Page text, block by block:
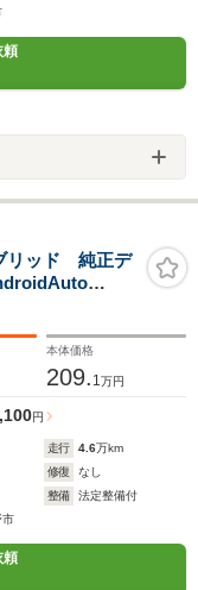
頼
リッド 純正デ
ーダー ハーフ
アリング ステ
本体価格
209. 1万円
円
走行 4.6万km
修復
なし
整備
法定整備付
市
頼